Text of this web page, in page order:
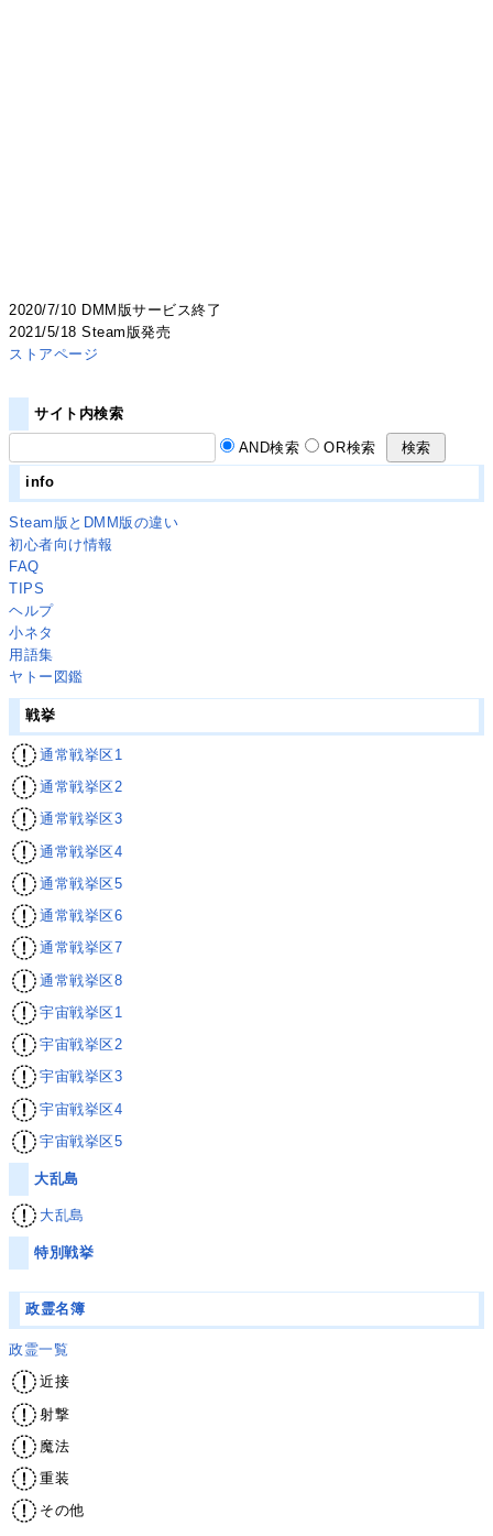
2020/7/10 DMM版サービス終了
2021/5/18 Steam版発売
ストアページ
サイト内検索
AND検索 OR検索
info
Steam版とDMM版の違い
初心者向け情報
FAQ
TIPS
ヘルプ
小ネタ
用語集
ヤトー図鑑
戦挙
通常戦挙区1
通常戦挙区2
通常戦挙区3
通常戦挙区4
通常戦挙区5
通常戦挙区6
通常戦挙区7
通常戦挙区8
宇宙戦挙区1
宇宙戦挙区2
宇宙戦挙区3
宇宙戦挙区4
宇宙戦挙区5
大乱島
大乱島
特別戦挙
政霊名簿
政霊一覧
近接
射撃
魔法
重装
その他